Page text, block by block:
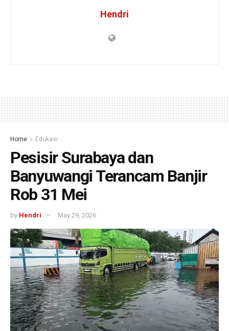
Hendri
Home Edukasi
Pesisir Surabaya dan
Banyuwangi Terancam Banjir
Rob 31 Mei
by Hendri May 29, 2026